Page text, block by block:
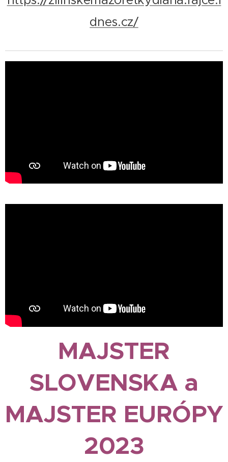
dnes.cz/
MAJSTER
SLOVENSKA a
MAJSTER EURÓPY
2023